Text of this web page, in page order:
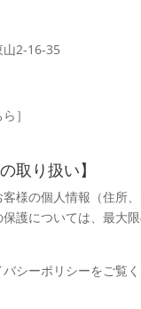
山2-16-35
］
取り扱い】
様の個人情報（住所
護については、最大
バシーポリシーをご覧く